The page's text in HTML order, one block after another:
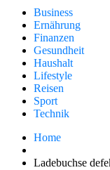
Business
Ernährung
Finanzen
Gesundheit
Haushalt
Lifestyle
Reisen
Sport
Technik
Home
Ladebuchse